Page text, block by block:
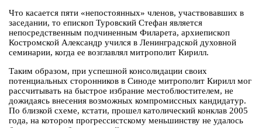
Что касается пяти «непостоянных» членов, участвовавших в
заседании, то епископ Туровский Стефан является
непосредственным подчиненным Филарета, архиепископ
Костромской Александр учился в Ленинградской духовной
семинарии, когда ее возглавлял митрополит Кирилл.
Таким образом, при успешной консолидации своих
потенциальных сторонников в Синоде митрополит Кирилл мог
рассчитывать на быстрое избрание местоблюстителем, не
дожидаясь внесения возможных компромиссных кандидатур.
По близкой схеме, кстати, прошел католический конклав 2005
года, на котором прогрессистскому меньшинству не удалось